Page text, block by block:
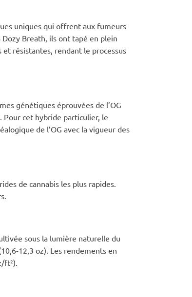
uniques qui offrent aux fumeurs
Breath, ils ont tapé en plein
résistantes, rendant le processus
génétiques éprouvées de l’OG
Pour cet hybride particulier, le
de l’OG avec la vigueur des
de cannabis les plus rapides.
sous la lumière naturelle du
12,3 oz). Les rendements en